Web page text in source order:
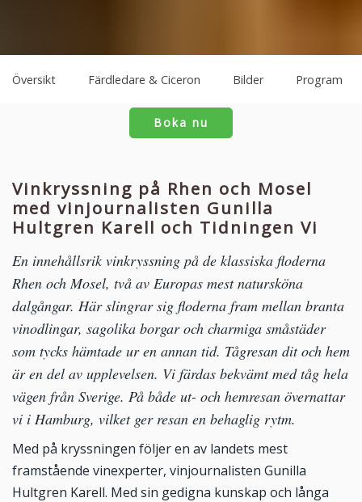
Översikt Färdledare & Ciceron Bilder Program
Boka nu
Vinkryssning på Rhen och Mosel
med vinjournalisten Gunilla
Hultgren Karell och Tidningen Vi
En innehållsrik vinkryssning på de klassiska floderna
Rhen och Mosel, två av Europas mest natursköna
dalgångar. Här slingrar sig floderna fram mellan branta
vinodlingar, sagolika borgar och charmiga småstäder
som tycks hämtade ur en annan tid. Tågresan dit och hem
är en del av upplevelsen. Vi färdas bekvämt med tåg hela
vägen från Sverige. På både ut- och hemresan övernattar
vi i Hamburg, vilket ger resan en behaglig rytm.
Med på kryssningen följer en av landets mest
framstående vinexperter, vinjournalisten Gunilla
Hultgren Karell. Med sin gedigna kunskap och långa